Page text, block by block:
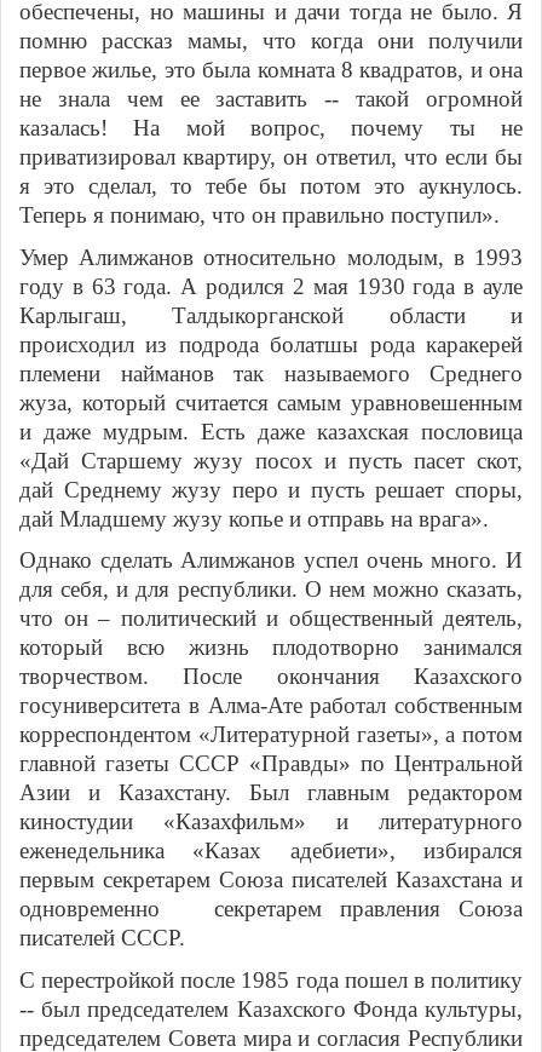
обеспечены, но машины и дачи тогда не было. Я
помню рассказ мамы, что когда они получили
первое жилье, это была комната 8 квадратов, и она
не знала чем ее заставить -- такой огромной
казалась! На мой вопрос, почему ты не
приватизировал квартиру, он ответил, что если бы
я это сделал, то тебе бы потом это аукнулось.
Теперь я понимаю, что он правильно поступил».
Умер Алимжанов относительно молодым, в 1993
году в 63 года. А родился 2 мая 1930 года в ауле
Карлыгаш, Талдыкорганской области и
происходил из подрода болатшы рода каракерей
племени найманов так называемого Среднего
жуза, который считается самым уравновешенным
и даже мудрым. Есть даже казахская пословица
«Дай Старшему жузу посох и пусть пасет скот,
дай Среднему жузу перо и пусть решает споры,
дай Младшему жузу копье и отправь на врага».
Однако сделать Алимжанов успел очень много. И
для себя, и для республики. О нем можно сказать,
что он – политический и общественный деятель,
который всю жизнь плодотворно занимался
творчеством. После окончания Казахского
госуниверситета в Алма-Ате работал собственным
корреспондентом «Литературной газеты», а потом
главной газеты СССР «Правды» по Центральной
Азии и Казахстану. Был главным редактором
киностудии «Казахфильм» и литературного
еженедельника «Казах адебиети», избирался
первым секретарем Союза писателей Казахстана и
одновременно секретарем правления Союза
писателей СССР.
С перестройкой после 1985 года пошел в политику
-- был председателем Казахского Фонда культуры,
председателем Совета мира и согласия Республики